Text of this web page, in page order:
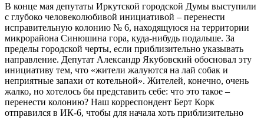
В конце мая депутаты Иркутской городской Думы выступили
с глубоко человеколюбивой инициативой – перенести
исправительную колонию № 6, находящуюся на территории
микрорайона Синюшина гора, куда-нибудь подальше. За
пределы городской черты, если приблизительно указывать
направление. Депутат Александр Якубовский обосновал эту
инициативу тем, что «жители жалуются на лай собак и
неприятные запахи от котельной». Жителей, конечно, очень
жалко, но хотелось бы представить себе: что это такое –
перенести колонию? Наш корреспондент Берт Корк
отправился в ИК-6, чтобы для начала хоть приблизительно